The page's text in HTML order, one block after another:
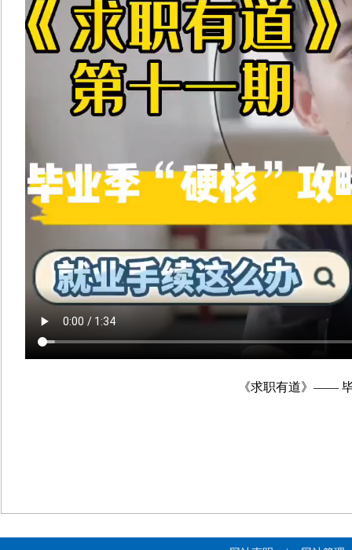
《求职有道》——